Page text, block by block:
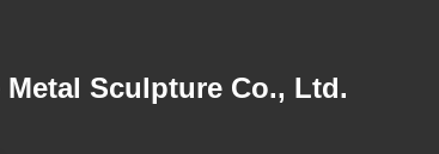
Sculpture Co., Ltd.